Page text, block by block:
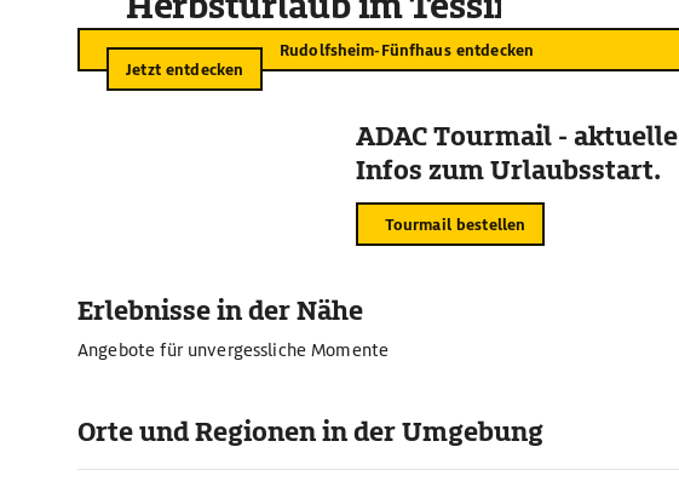
Rudolfsheim-Fünfhaus entdecken
Jetzt entdecken
ADAC Tourmail - aktuelle
Infos zum Urlaubsstart.
Tourmail bestellen
Erlebnisse in der Nähe
Angebote für unvergessliche Momente
Orte und Regionen in der Umgebung